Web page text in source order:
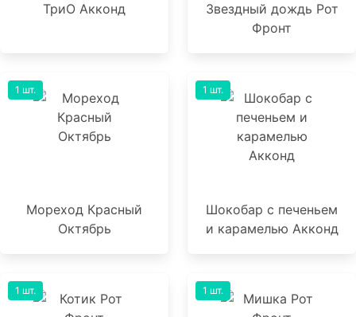
ТриО Акконд
Звездный дождь Рот
Фронт
Мореход Красный
Октябрь
1 шт.
Шокобар с печеньем
и карамелью Акконд
1 шт.
1 шт. 1 шт.